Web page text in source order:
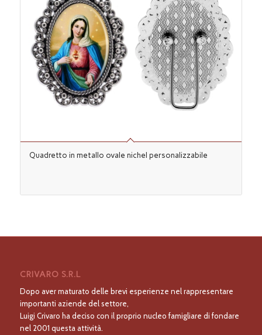
Quadretto in metallo ovale nichel personalizzabile
CRIVARO S.R.L
Dopo aver maturato delle brevi esperienze nel rappresentare
importanti aziende del settore,
Luigi Crivaro ha deciso con il proprio nucleo famigliare di fondare
nel 2001 questa attività.